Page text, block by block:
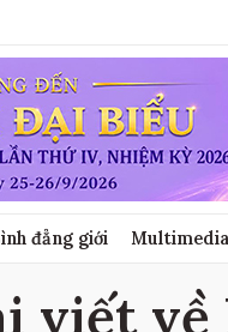
đẳng giới Multimedia
viết về